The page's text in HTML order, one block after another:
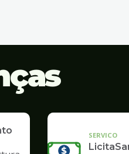
SERVICO